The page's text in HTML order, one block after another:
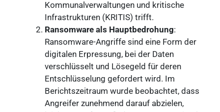
Kommunalverwaltungen und kritische
Infrastrukturen (KRITIS) trifft.
Ransomware als Hauptbedrohung:
Ransomware-Angriffe sind eine Form der
digitalen Erpressung, bei der Daten
verschlüsselt und Lösegeld für deren
Entschlüsselung gefordert wird. Im
Berichtszeitraum wurde beobachtet, dass
Angreifer zunehmend darauf abzielen,